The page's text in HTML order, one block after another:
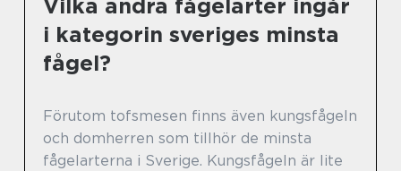
Vilka andra fågelarter ingår
i kategorin sveriges minsta
fågel?
Förutom tofsmesen finns även kungsfågeln
och domherren som tillhör de minsta
fågelarterna i Sverige. Kungsfågeln är lite